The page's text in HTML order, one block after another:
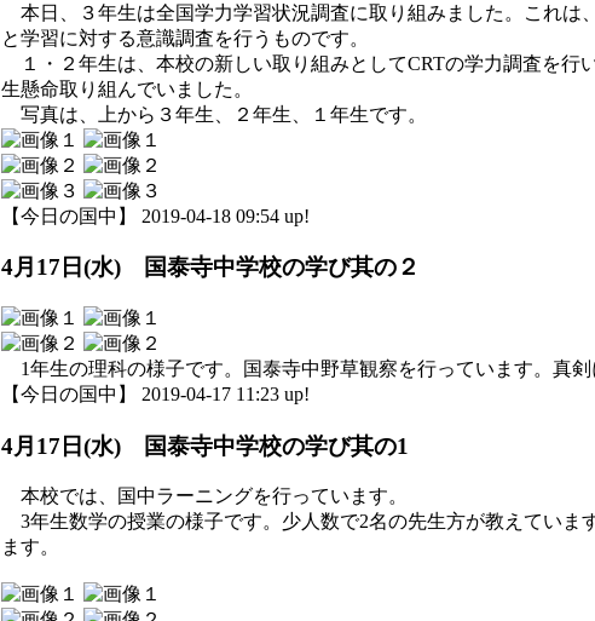
本日、３年生は全国学力学習状況調査に取り組みました。これは
と学習に対する意識調査を行うものです。
１・２年生は、本校の新しい取り組みとしてCRTの学力調査を行
生懸命取り組んでいました。
写真は、上から３年生、２年生、１年生です。
【今日の国中】 2019-04-18 09:54 up!
4月17日(水) 国泰寺中学校の学び其の２
1年生の理科の様子です。国泰寺中野草観察を行っています。真剣
【今日の国中】 2019-04-17 11:23 up!
4月17日(水) 国泰寺中学校の学び其の1
本校では、国中ラーニングを行っています。
3年生数学の授業の様子です。少人数で2名の先生方が教えていま
ます。